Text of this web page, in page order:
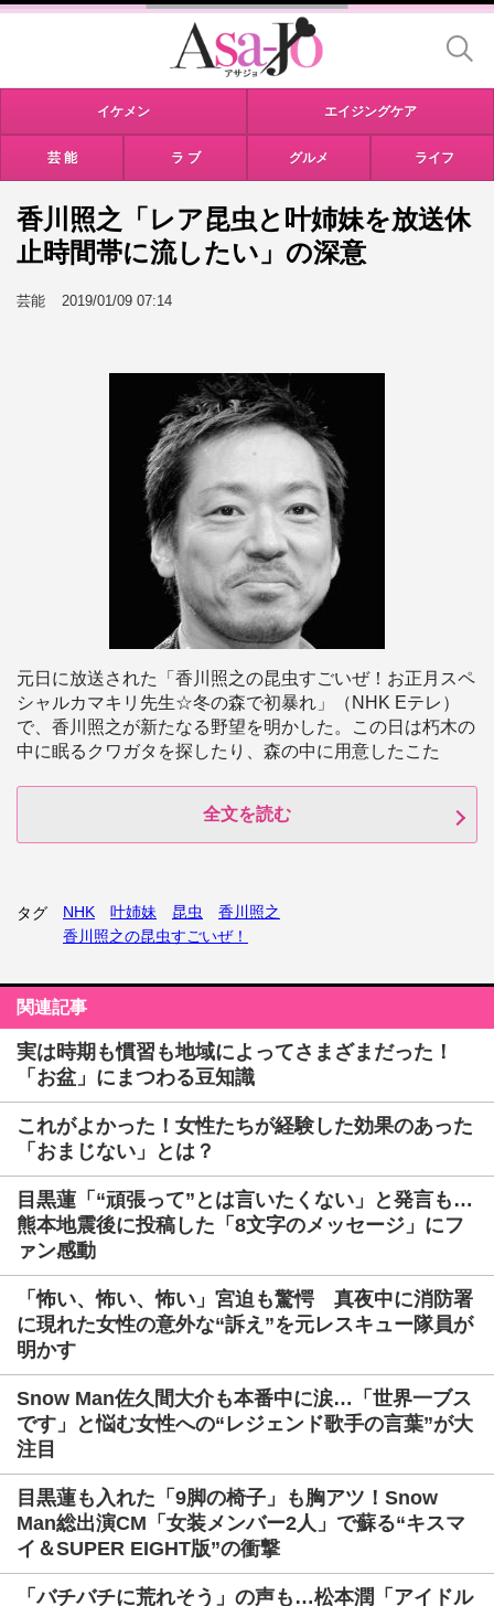
イケメン エイジングケア
芸 能 ラ ブ グルメ ライフ
香川照之「レア昆虫と叶姉妹を放送休
止時間帯に流したい」の深意
芸能 2019/01/09 07:14
元日に放送された「香川照之の昆虫すごいぜ！お正月スペ
シャルカマキリ先生☆冬の森で初暴れ」（NHK Eテレ）
で、香川照之が新たなる野望を明かした。この日は朽木の
中に眠るクワガタを探したり、森の中に用意したこた
全文を読む
タグ NHK 叶姉妹 昆虫
香川照之
香川照之の昆虫すごいぜ！
関連記事
実は時期も慣習も地域によってさまざまだった！
「お盆」にまつわる豆知識
これがよかった！女性たちが経験した効果のあった
「おまじない」とは？
目黒蓮「“頑張って”とは言いたくない」と発言も…
熊本地震後に投稿した「8文字のメッセージ」にフ
ァン感動
「怖い、怖い、怖い」宮迫も驚愕 真夜中に消防署
に現れた女性の意外な“訴え”を元レスキュー隊員が
明かす
Snow Man佐久間大介も本番中に涙…「世界一ブス
です」と悩む女性への“レジェンド歌手の言葉”が大
注目
目黒蓮も入れた「9脚の椅子」も胸アツ！Snow
Man総出演CM「女装メンバー2人」で蘇る“キスマ
イ＆SUPER EIGHT版”の衝撃
「バチバチに荒れそう」の声も…松本潤「アイドル